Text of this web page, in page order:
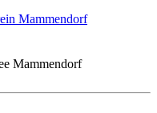
Mammendorf
Mammendorf